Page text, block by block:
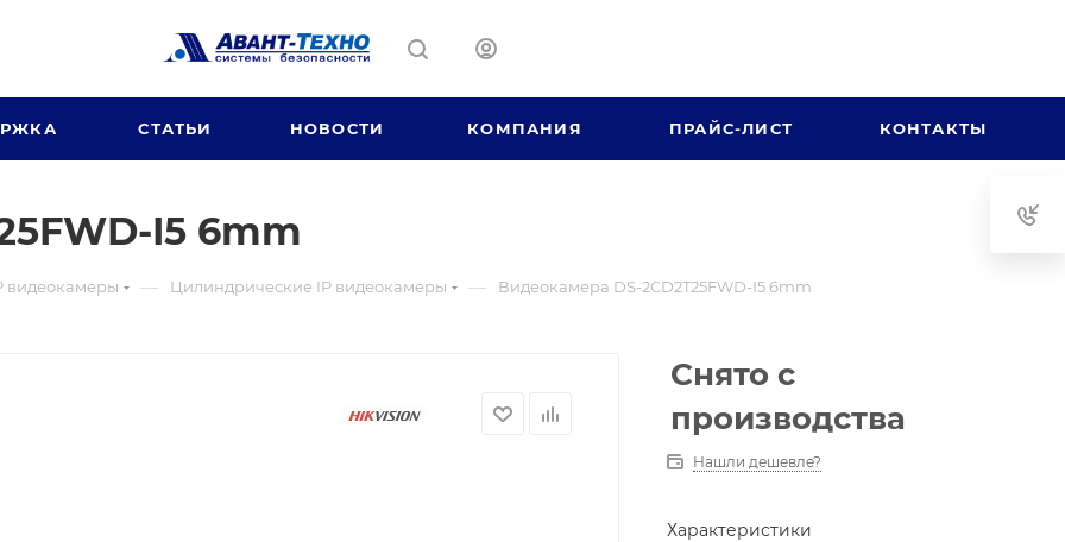
СТАТЬИ НОВОСТИ КОМПАНИЯ ПРАЙС-ЛИСТ КОНТАКТЫ
I5 6mm
видеокамеры — Цилиндрические IP видеокамеры — Видеокамера DS-2CD2T25FWD-I5 6mm
Снято с
производства
Нашли дешевле?
Характеристики